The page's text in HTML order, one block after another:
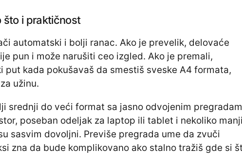
što i praktičnost
automatski i bolji ranac. Ako je prevelik, delovaće
pun i može narušiti ceo izgled. Ako je premali,
put kada pokušavaš da smestiš sveske A4 formata,
užinu.
srednji do veći format sa jasno odvojenim
poseban odeljak za laptop ili tablet i nekoliko
sasvim dovoljni. Previše pregrada ume da zvuči
zna da bude komplikovano ako stalno tražiš gde si